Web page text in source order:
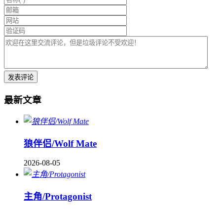
最新文章
狼伴侣/Wolf Mate
2026-08-05
主角/Protagonist